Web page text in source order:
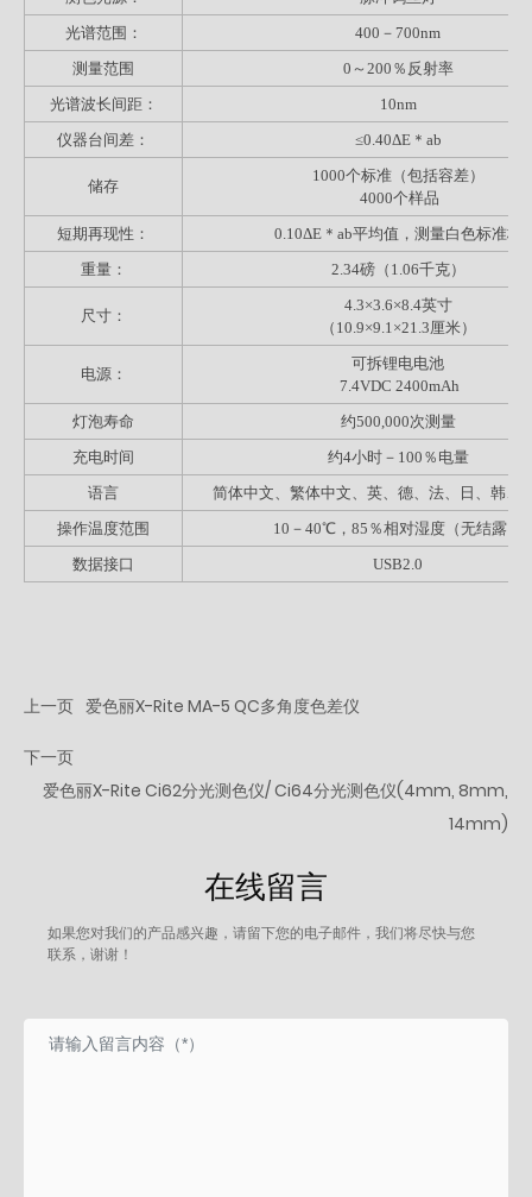
光谱范围：
400－700nm
测量范围
0～200％反射率
光谱波长间距：
10nm
仪器台间差：
≤0.40ΔE＊ab
储存
1000个标准（包括容差）
4000个样品
短期再现性：
0.10ΔE＊ab平均值，测量白色标准板
重量：
2.34磅（1.06千克）
尺寸：
4.3×3.6×8.4英寸
（10.9×9.1×21.3厘米）
电源：
可拆锂电电池
7.4VDC 2400mAh
灯泡寿命
约500,000次测量
充电时间
约4小时－100％电量
语言
简体中文、繁体中文、英、德、法、日、韩、
操作温度范围
10－40℃，85％相对湿度（无结露）
数据接口
USB2.0
上一页 爱色丽X-Rite MA-5 QC多角度色差仪
下一页
爱色丽X-Rite Ci62分光测色仪/ Ci64分光测色仪(4mm, 8mm,
14mm)
在线留言
如果您对我们的产品感兴趣，请留下您的电子邮件，我们将尽快与您
联系，谢谢！